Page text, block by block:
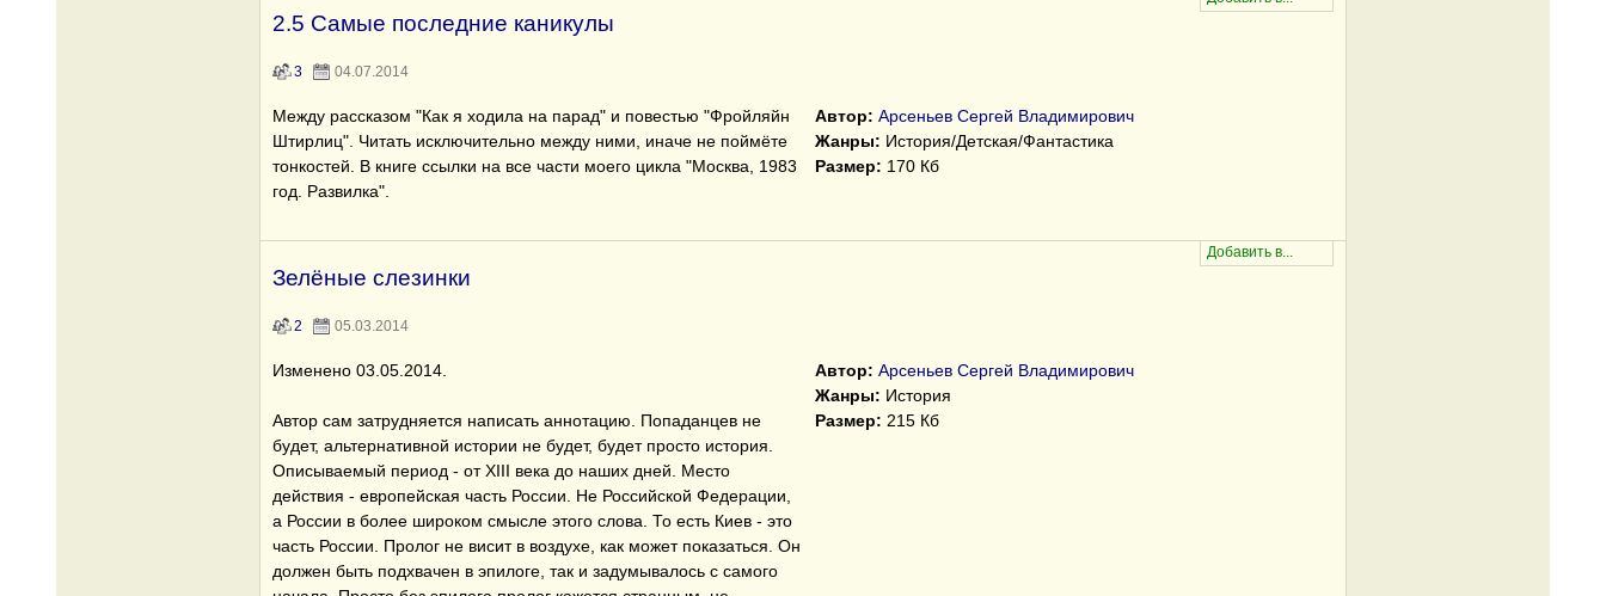
2.5 Самые последние каникулы
3 04.07.2014
Между рассказом "Как я ходила на парад" и повестью "Фройляйн
Штирлиц". Читать исключительно между ними, иначе не поймёте
тонкостей. В книге ссылки на все части моего цикла "Москва, 1983
год. Развилка".
Автор: Арсеньев Сергей Владимирович
Жанры: История/Детская/Фантастика
Размер: 170 Кб
Зелёные слезинки
2 05.03.2014
Изменено 03.05.2014.
Автор сам затрудняется написать аннотацию. Попаданцев не
будет, альтернативной истории не будет, будет просто история.
Описываемый период - от XIII века до наших дней. Место
действия - европейская часть России. Не Российской Федерации,
а России в более широком смысле этого слова. То есть Киев - это
часть России. Пролог не висит в воздухе, как может показаться. Он
должен быть подхвачен в эпилоге, так и задумывалось с самого
Автор: Арсеньев Сергей Владимирович
Жанры: История
Размер: 215 Кб